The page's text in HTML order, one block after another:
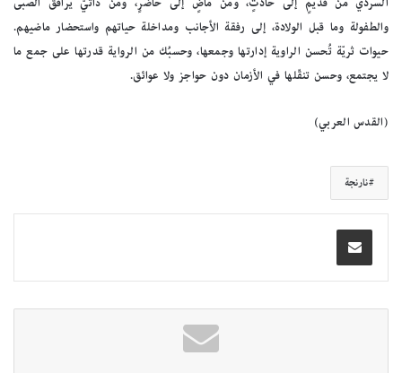
والطفولة وما قبل الولادة، إلى رفقة الأجانب ومداخلة حياتهم واستحضار ماضيهم.
حيوات ثريّة تُحسن الراوية إدارتها وجمعها، وحسبُك من الرواية قدرتها على جمع ما
لا يجتمع، وحسن تنقّلها في الأزمان دون حواجز ولا عوائق.
(القدس العربي)
نارنجة